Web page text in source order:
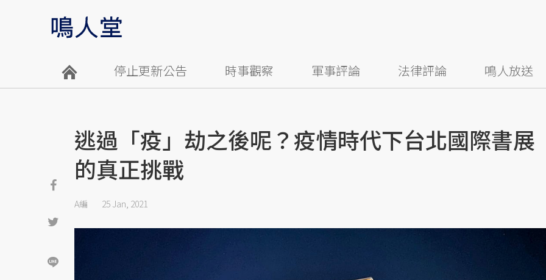
停止更新公告 時事觀察 軍事評論 法律評論 鳴人放送
逃過「疫」劫之後呢？疫情時代下台北國際書展
的真正挑戰
A編 25 Jan, 2021